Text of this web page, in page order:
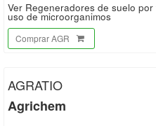
Ver Regeneradores de suelo
uso de microorganimos
Comprar AGR
AGRATIO
Agrichem